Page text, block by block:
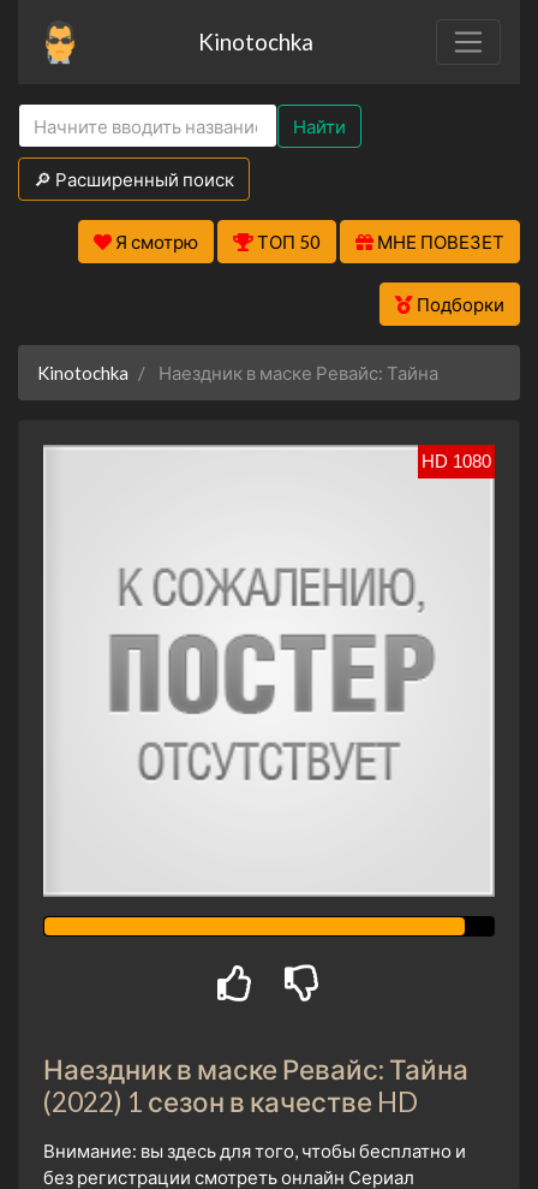
Kinotochka
Найти
🔎 Расширенный поиск
Я смотрю ТОП 50 МНЕ ПОВЕЗЕТ
Подборки
Kinotochka Наездник в маске Ревайс: Тайна
HD 1080
Наездник в маске Ревайс: Тайна
(2022) 1 сезон в качестве HD
Внимание: вы здесь для того, чтобы бесплатно и
без регистрации смотреть онлайн Сериал